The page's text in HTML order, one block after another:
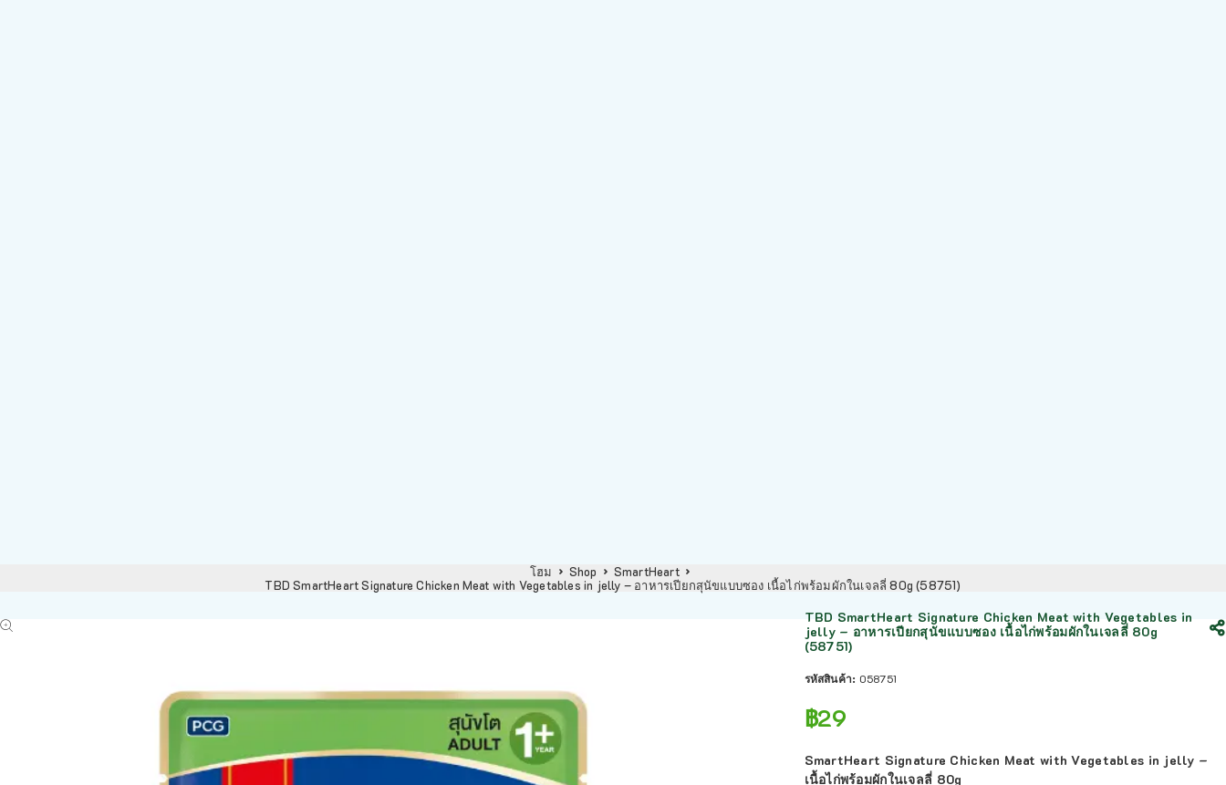
โฮม Shop
SmartHeart
TBD SmartHeart Signature Chicken Meat with Vegetables in jelly – อาหารเปียกสุนัขแบบซอง เนื้อไก่พร้อมผักในเจลลี่ 80g (58751)
TBD SmartHeart Signature Chicken Meat with Vegetables in
jelly – อาหารเปียกสุนัขแบบซอง เนื้อไก่พร้อมผักในเจลลี่ 80g
(58751)
รหัสสินค้า: 058751
฿29
SmartHeart Signature Chicken Meat with Vegetables in jelly –
เนื้อไก่พร้อมผักในเจลลี่ 80g